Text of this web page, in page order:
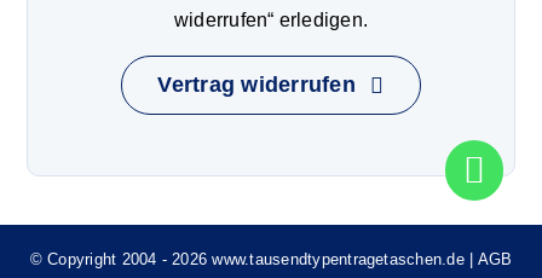
widerrufen“ erledigen.
Vertrag widerrufen
© Copyright 2004 - 2026 www.tausendtypentragetaschen.de | AGB